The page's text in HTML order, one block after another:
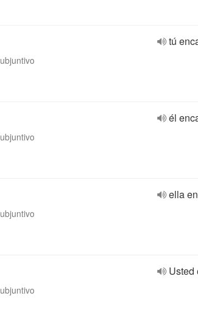
tú
él
ella
Usted